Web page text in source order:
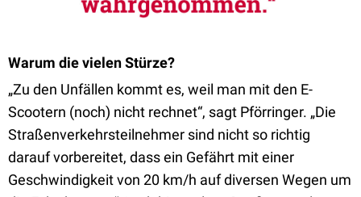
Warum die vielen Stürze?
„Zu den Unfällen kommt es, weil man mit den E-
Scootern (noch) nicht rechnet“, sagt Pförringer. „Die
Straßenverkehrsteilnehmer sind nicht so richtig
darauf vorbereitet, dass ein Gefährt mit einer
Geschwindigkeit von 20 km/h auf diversen Wegen um